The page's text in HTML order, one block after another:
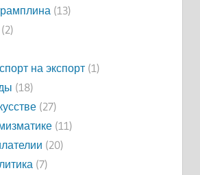
(13)
на экспорт(1)
(18)
(27)
(11)
(20)
(7)